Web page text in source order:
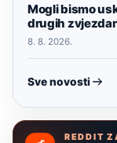
Mogli bismo
drugih
8. 8. 2026.
Sve novosti
REDDIT